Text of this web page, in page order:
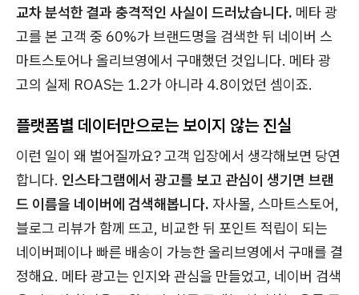
교차 분석한 결과 충격적인 사실이 드러났습니다. 메타 광
고를 본 고객 중 60%가 브랜드명을 검색한 뒤 네이버 스
마트스토어나 올리브영에서 구매했던 것입니다. 메타 광
고의 실제 ROAS는 1.2가 아니라 4.8이었던 셈이죠.
플랫폼별 데이터만으로는 보이지 않는 진실
이런 일이 왜 벌어질까요? 고객 입장에서 생각해보면 당연
합니다. 인스타그램에서 광고를 보고 관심이 생기면 브랜
드 이름을 네이버에 검색해봅니다. 자사몰, 스마트스토어,
블로그 리뷰가 함께 뜨고, 비교한 뒤 포인트 적립이 되는
네이버페이나 빠른 배송이 가능한 올리브영에서 구매를 결
정해요. 메타 광고는 인지와 관심을 만들었고, 네이버 검색